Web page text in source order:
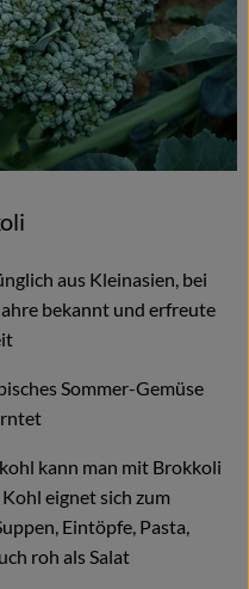
aus Kleinasien, bei
bekannt und erfreute
Sommer-Gemüse
kann man mit Brokkoli
eignet sich zum
Eintöpfe, Pasta,
roh als Salat